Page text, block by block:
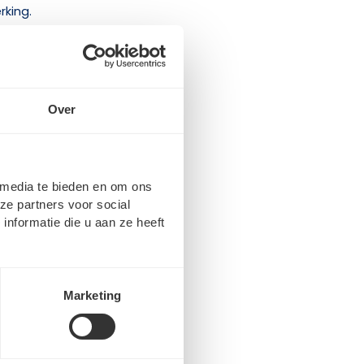
Over
te bieden en om ons
partners voor social
die u aan ze heeft
Marketing
drie
mogelijk is
contract
Een
mogelijk